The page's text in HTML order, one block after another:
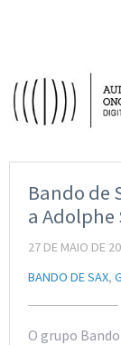
Bando de
a Adolphe
27 DE MAIO DE
BANDO DE SAX,
O grupo